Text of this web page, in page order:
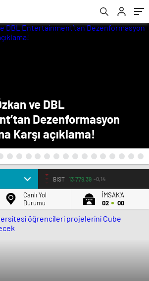
ve DBL
Dezenformasyon
Karşı açıklama!
BIST 13.779,39 -0,14
Canlı Yol
Durumu
İMSAK'A
02
00